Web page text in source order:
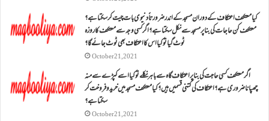
کیا معتکف اعتکاف کے دوران مسجد کے اندر ضرورتاً دنیوی بات چیت کر سکتا ہے؟
معتکف کن حاجات کی بنا پر مسجد سے نکل سکتا ہے؟ اگر کسی وجہ سے معتکف کا روزہ
ٹوٹ گیا تو کیا اس کا اعتکاف بھی ٹوٹ جائے گا؟
October 21, 2021
اگر معتکف کسی حاجت کی بنا پر اعتکاف گاہ سے باہر نکلے تو کیا اسے کپڑے سے منہ
چھپانا ضروری ہے؟اعتکاف کی کتنی قسمیں ہیں؟کیا معتکف مسجد میں خرید و فروخت کر
سکتا ہے؟
October 21, 2021